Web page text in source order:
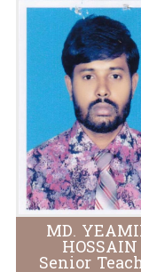
MD.
HOSSAIN
Senior